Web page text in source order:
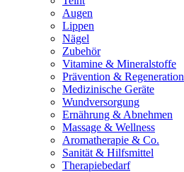
Augen
Lippen
Nägel
Zubehör
Vitamine & Mineralstoffe
Prävention & Regeneration
Medizinische Geräte
Wundversorgung
Ernährung & Abnehmen
Massage & Wellness
Aromatherapie & Co.
Sanität & Hilfsmittel
Therapiebedarf